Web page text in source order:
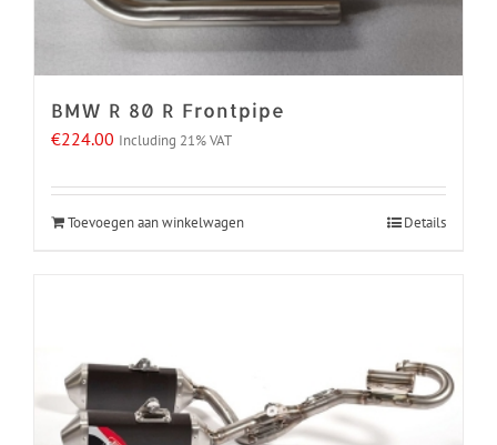
BMW R 80 R Frontpipe
€224.00 Including 21% VAT
Toevoegen aan winkelwagen Details